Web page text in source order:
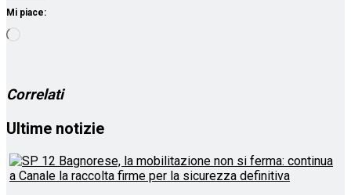
Mi piace:
Correlati
Ultime notizie